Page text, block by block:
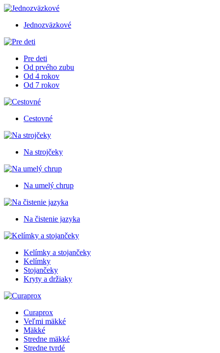
Jednozväzkové
Pre deti
Od prvého zubu
Od 4 rokov
Od 7 rokov
Cestovné
Na strojčeky
Na umelý chrup
Na čistenie jazyka
Kelímky a stojančeky
Kelímky
Stojančeky
Kryty a držiaky
Curaprox
Veľmi mäkké
Mäkké
Stredne mäkké
Stredne tvrdé